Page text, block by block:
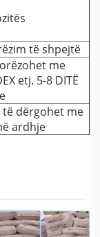
të shpejtë
me
etj. 5-8 DITË
dërgohet me
ardhje